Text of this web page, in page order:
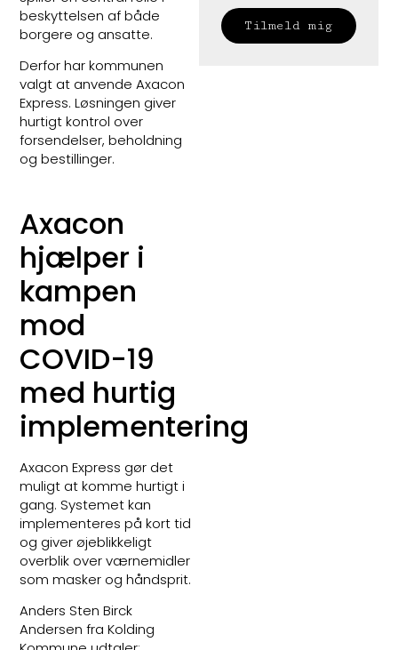
beskyttelsen af både
borgere og ansatte.
Derfor har kommunen
valgt at anvende Axacon
Express. Løsningen giver
hurtigt kontrol over
forsendelser, beholdning
og bestillinger.
Axacon
hjælper i
kampen
mod
COVID-19
med hurtig
implementering
Axacon Express gør det
muligt at komme hurtigt i
gang. Systemet kan
implementeres på kort tid
og giver øjeblikkeligt
overblik over værnemidler
som masker og håndsprit.
Anders Sten Birck
Andersen fra Kolding
Tilmeld mig